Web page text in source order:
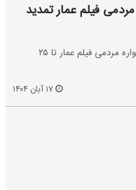
فیلم عمار تمدید
مهلت ارسال آثار به شانزدهمین دوره از جشنواره مردمی فیلم عمار تا ۲۵